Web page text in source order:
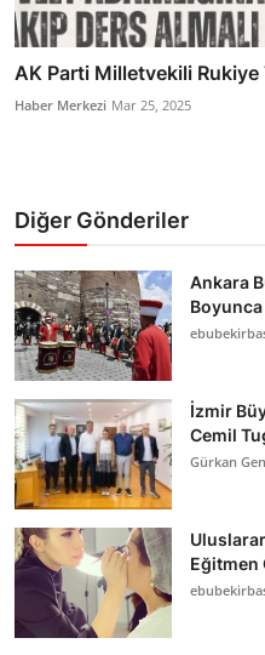
AK Parti Milletvekili Rukiye
Haber Merkezi Mar 25, 2025
Diğer Gönderiler
Ankara
İzmir
Cemil
Gürkan
Eğitmen